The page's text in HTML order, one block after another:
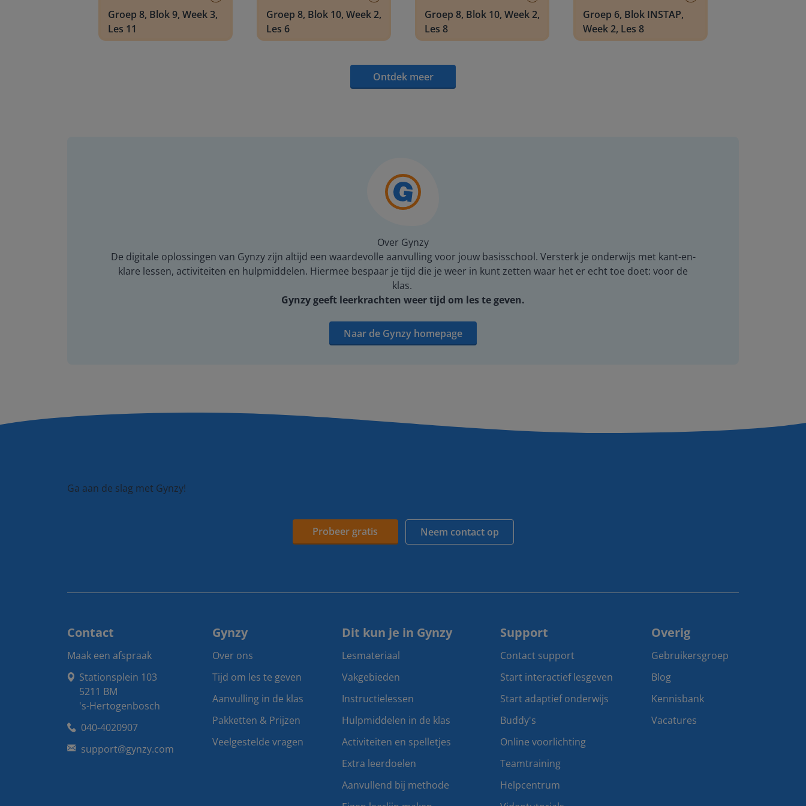
Groep 8, Blok 9, Week 3,
Les 11
Groep 8, Blok 10, Week 2,
Les 6
Groep 8, Blok 10, Week 2,
Les 8
Groep 6, Blok INSTAP,
Week 2, Les 8
Ontdek meer
Over Gynzy
De digitale oplossingen van Gynzy zijn altijd een waardevolle aanvulling voor jouw basisschool. Versterk je onderwijs met kant-en-
klare lessen, activiteiten en hulpmiddelen. Hiermee bespaar je tijd die je weer in kunt zetten waar het er echt toe doet: voor de
klas.
Gynzy geeft leerkrachten weer tijd om les te geven.
Naar de Gynzy homepage
Ga aan de slag met Gynzy!
Probeer gratis Neem contact op
Contact
Maak een afspraak
Stationsplein 103
5211 BM
's-Hertogenbosch
040-4020907
support@gynzy.com
Gynzy
Over ons
Tijd om les te geven
Aanvulling in de klas
Pakketten & Prijzen
Veelgestelde vragen
Dit kun je in Gynzy
Lesmateriaal
Vakgebieden
Instructielessen
Hulpmiddelen in de klas
Activiteiten en spelletjes
Extra leerdoelen
Aanvullend bij methode
Support
Contact support
Start interactief lesgeven
Start adaptief onderwijs
Buddy's
Online voorlichting
Teamtraining
Helpcentrum
Overig
Gebruikersgroep
Blog
Kennisbank
Vacatures